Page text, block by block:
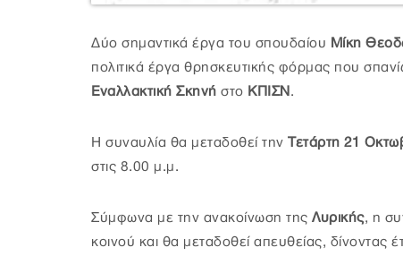
Δύο σημαντικά έργα του σπουδαίου Μίκη
πολιτικά έργα θρησκευτικής φόρμας που
Εναλλακτική Σκηνή στο ΚΠΙΣΝ .
Η συναυλία θα μεταδοθεί την Τετάρτη 21
στις 8.00 μ.μ.
Σύμφωνα με την ανακοίνωση της Λυρικής, η
κοινού και θα μεταδοθεί απευθείας, δίνοντας